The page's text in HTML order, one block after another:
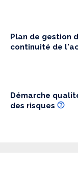
Plan de gestion
continuité de
Démarche
des risques